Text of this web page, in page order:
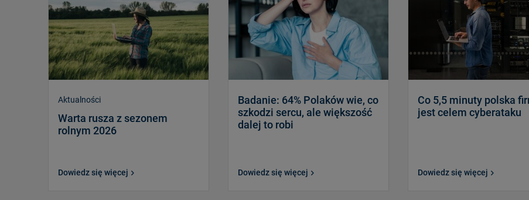
Aktualności
Warta rusza z sezonem
rolnym 2026
Dowiedz się więcej
Badanie: 64% Polaków wie, co
szkodzi sercu, ale większość
dalej to robi
Dowiedz się więcej
Co 5,5 minuty polska
jest celem cyberataku
Dowiedz się więcej